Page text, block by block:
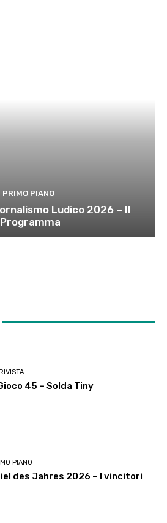
PRIMO PIANO
Ludico 2026 – Il
Programma
45 – Solda Tiny
PIANO
des Jahres 2026 – I vincitori